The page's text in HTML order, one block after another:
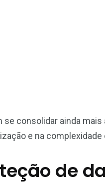
consolidar ainda mais
e na
de